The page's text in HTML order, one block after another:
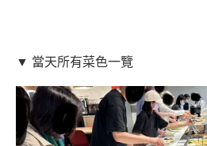
▼ 當天所有菜色一覽